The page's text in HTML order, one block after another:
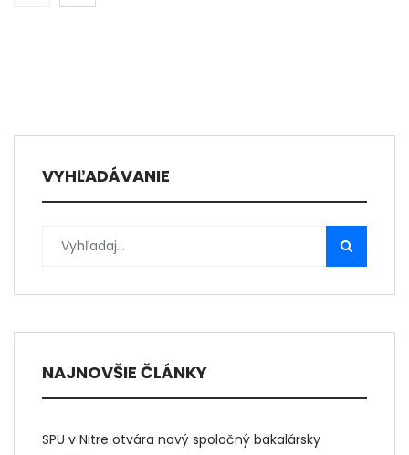
VYHĽADÁVANIE
NAJNOVŠIE ČLÁNKY
SPU v Nitre otvára nový spoločný bakalársky